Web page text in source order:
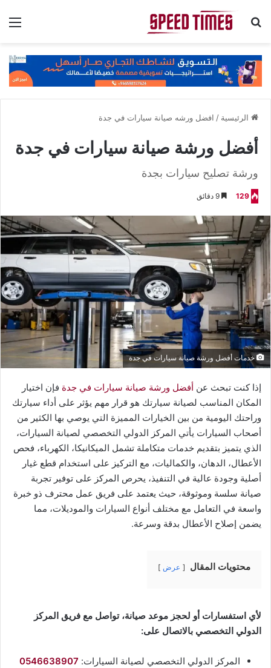
بحث عن
الرئيسية / افضل ورشه صيانة سيارات في جدة
أفضل ورشة صيانة سيارات في جدة
ورشة تصليح سيارات بجدة
129
خدمات أفضل ورشة صيانة سيارات في جدة
إذا كنت تبحث عن أفضل ورشة صيانة سيارات في جدة فإن اختيار
المكان المناسب لصيانة سيارتك هو قرار مهم يؤثر على أداء سيارتك
وراحتك اليومية من بين الخيارات المميزة التي يوصي بها الكثير من
أصحاب السيارات يأتي المركز الدولي التخصصي لصيانة السيارات،
الذي يتميز بتقديم خدمات متكاملة تشمل الميكانيكا، الكهرباء، فحص
الأعطال، الدهان، والكماليات، مع التركيز على استخدام قطع غيار
أصلية وجودة عالية في التنفيذ، يحرص المركز على توفير تجربة
صيانة سلسة وموثوقة، حيث يعتمد على فريق عمل محترف ذو خبرة
واسعة في التعامل مع مختلف أنواع السيارات والموديلات، مما
يضمن إصلاح الأعطال بدقة وسرعة.
محتويات المقال عرض
لأي استفسارات أو لحجز موعد صيانة، تواصل مع فريق المركز
الدولي التخصصي بالاتصال على:
المركز الدولي التخصصي لصيانة السيارات: 0546638907